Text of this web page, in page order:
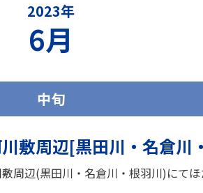
2023年
6月
中旬
敷周辺[黒田川・名倉川
周辺(黒田川・名倉川・根羽川)にて